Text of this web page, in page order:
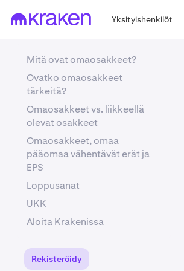
Yksityishenkilöt
Mitä ovat omaosakkeet?
Ovatko omaosakkeet
tärkeitä?
Omaosakkeet vs. liikkeellä
olevat osakkeet
Omaosakkeet, omaa
pääomaa vähentävät erät ja
EPS
Loppusanat
UKK
Aloita Krakenissa
Rekisteröidy